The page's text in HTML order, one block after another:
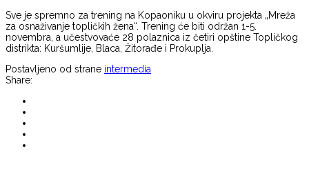
Sve je spremno za trening na Kopaoniku u okviru projekta „Mreža
za osnaživanje topličkih žena“. Trening će biti održan 1-5.
novembra, a učestvovaće 28 polaznica iz četiri opštine Topličkog
distrikta: Kuršumlije, Blaca, Žitorađe i Prokuplja.
Postavljeno od strane intermedia
Share: